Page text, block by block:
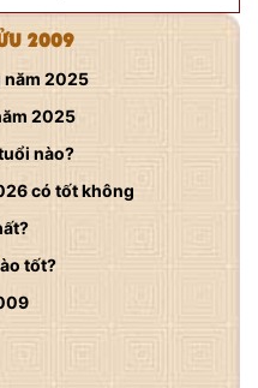
2009
năm 2025
2025
nào?
có tốt không
tốt?